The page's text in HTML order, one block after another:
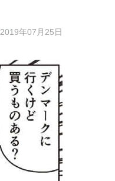
2019年07月25日